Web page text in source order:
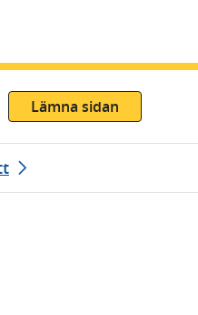
Lämna sidan